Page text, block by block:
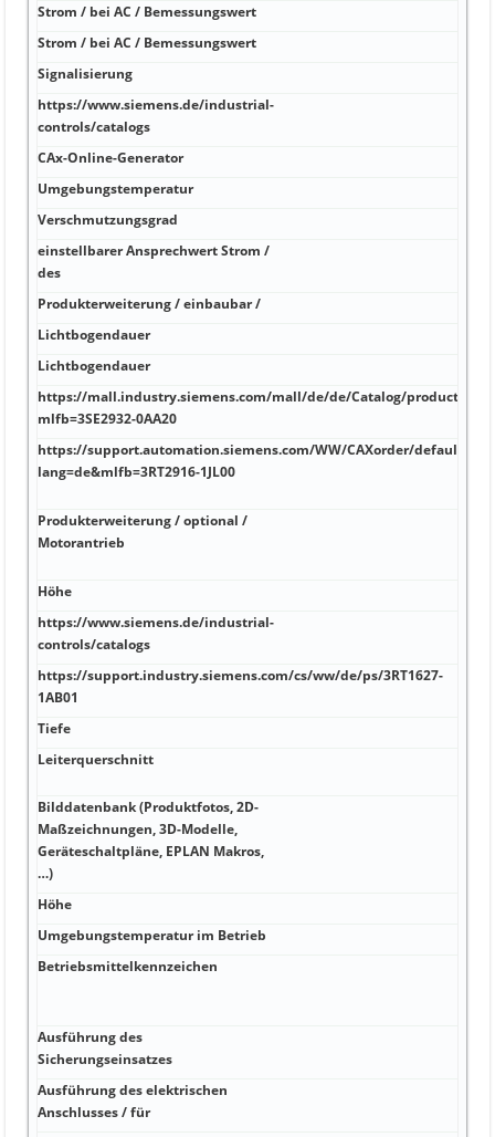
Strom / bei AC / Bemessungswert
Strom / bei AC / Bemessungswert
Signalisierung
https://www.siemens.de/industrial-
controls/catalogs
CAx-Online-Generator
Umgebungstemperatur
Verschmutzungsgrad
einstellbarer Ansprechwert Strom /
des
Produkterweiterung / einbaubar /
Lichtbogendauer
Lichtbogendauer
https://mall.industry.siemens.com/mall/de/de/Catalog/product?
mlfb=3SE2932-0AA20
https://support.automation.siemens.com/WW/CAXorder/
lang=de&mlfb=3RT2916-1JL00
Produkterweiterung / optional /
Motorantrieb
Höhe
https://www.siemens.de/industrial-
controls/catalogs
https://support.industry.siemens.com/cs/ww/de/ps/3RT1627-
1AB01
Tiefe
Leiterquerschnitt
Bilddatenbank (Produktfotos, 2D-
Maßzeichnungen, 3D-Modelle,
Geräteschaltpläne, EPLAN Makros,
…)
Höhe
Umgebungstemperatur im Betrieb
Betriebsmittelkennzeichen
Ausführung des
Sicherungseinsatzes
Ausführung des elektrischen
Anschlusses / für